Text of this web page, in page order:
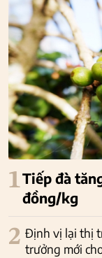
1Tiếp đà
đồng/kg
2 Định vị lại thị
trưởng mới